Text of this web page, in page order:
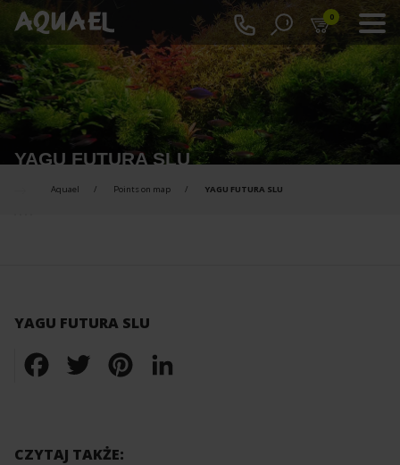
0
YAGU FUTURA SLU
Aquael Points on map YAGU FUTURA SLU
YAGU FUTURA SLU
FacebookTwitter Pinterest
CZYTAJ TAKŻE: